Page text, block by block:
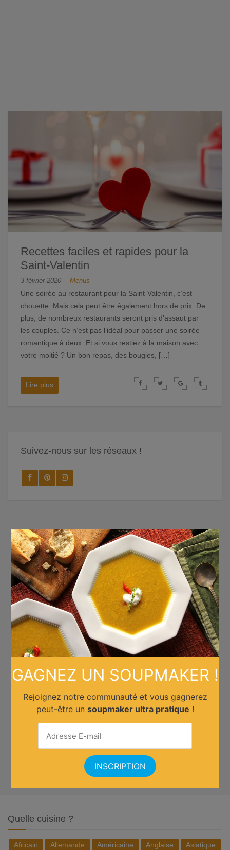
Recettes faciles et rapides pour la
Saint-Valentin
3 février 2020 - Menus
Une soirée au restaurant pour la Saint-Valentin, c’est
chouette. Mais cela peut être également hors de prix. De
plus, de nombreux restaurants seront pris d’assaut par
les couples. Ce n’est pas l’idéal pour passer une soirée
romantique à deux. Et si vous restiez à la maison avec
votre moitié ? Un bon repas, des bougies, […]
Lire plus
Suivez-nous sur les réseaux !
Quelle cuisine ?
Africain Allemande Américaine Anglaise
Asiatique
GAGNEZ UN SOUPMAKER !
Rejoignez notre communauté et vous gagnerez
peut-être un soupmaker ultra pratique !
×